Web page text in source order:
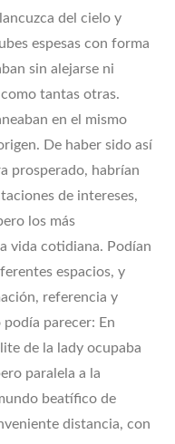
del cielo y
espesas con forma
sin alejarse ni
tantas otras.
en el mismo
De haber sido así
prosperado, habrían
de intereses,
los más
vida cotidiana. Podían
espacios, y
referencia y
parecer: En
de la lady ocupaba
paralela a la
beatífico de
distancia, con